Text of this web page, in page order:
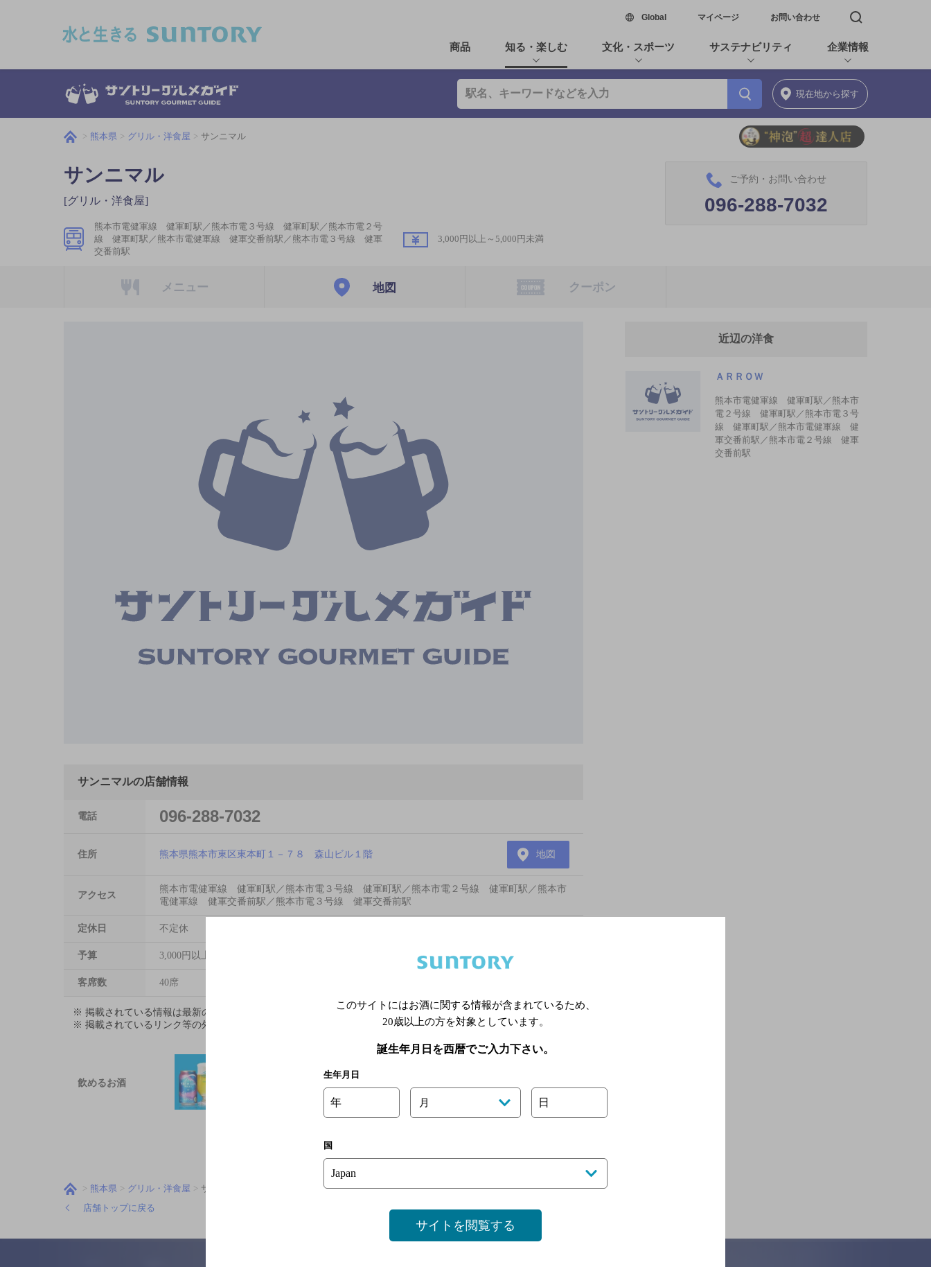
Global新しいウィンドウで開く
マイページ お問い合わせ 検索窓を開く
商品 知る・楽しむ 文化・スポーツ サステナビリティ 企業情報
現在地から探す
熊本県 グリル・洋食屋 サンニマル
サンニマル
[グリル・洋食屋]
熊本市電健軍線 健軍町駅／熊本市電３号線 健軍町駅／熊本市電２号
線 健軍町駅／熊本市電健軍線 健軍交番前駅／熊本市電３号線 健軍
交番前駅
3,000円以上～5,000円未満
ご予約・お問い合わせ
096-288-7032
メニュー 地図 クーポン
サンニマルの店舗情報
電話 096-288-7032
住所 熊本県熊本市東区東本町１－７８ 森山ビル１階 地図
アクセス
熊本市電健軍線 健軍町駅／熊本市電３号線 健軍町駅／熊本市電２号線 健軍町駅／熊本市
電健軍線 健軍交番前駅／熊本市電３号線 健軍交番前駅
定休日 不定休
予算 3,000円以上～5,000円未満
客席数 40席
※ 掲載されている情報は最新の内容と異なる場合があります。詳しくはお店にお問い合わせください。
※ 掲載されているリンク等の外部コンテンツはお客様のご判断でご利用ください。
飲めるお酒
近辺の洋食
ＡＲＲＯＷ
熊本市電健軍線 健軍町駅／熊本市
電２号線 健軍町駅／熊本市電３号
線 健軍町駅／熊本市電健軍線 健
軍交番前駅／熊本市電２号線 健軍
交番前駅
熊本県 グリル・洋食屋
サンニマル
店舗トップに戻る
このサイトにはお酒に関する情報が含まれているため、
20歳以上の方を対象としています。
誕生年月日を西暦でご入力下さい。
生年月日
年 月 日
国
サイトを閲覧する